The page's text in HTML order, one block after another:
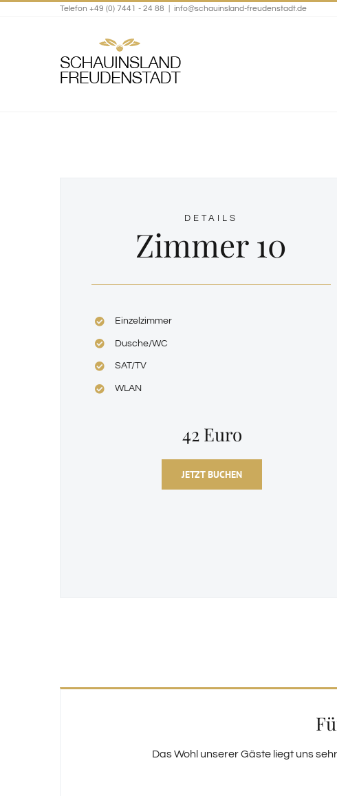
Telefon +49 (0) 7441 - 24 88 info@schauinsland-freudenstadt.de
DETAILS
Zimmer 10
Einzelzimmer
Dusche/WC
SAT/TV
WLAN
42 Euro
JETZT BUCHEN
Das Wohl unserer Gäste liegt uns